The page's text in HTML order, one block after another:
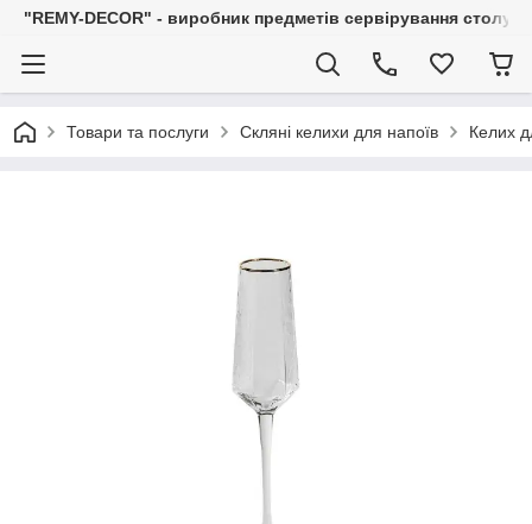
"REMY-DECOR" - виробник предметів сервірування
Товари та послуги Скляні келихи для напоїв Келих